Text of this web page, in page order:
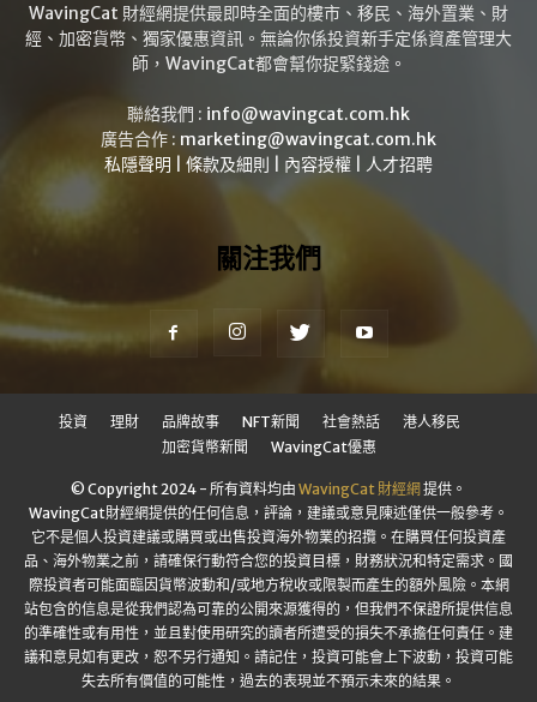
WavingCat 財經網提供最即時全面的樓市、移民、海外置業、財
經、加密貨幣、獨家優惠資訊。無論你係投資新手定係資產管理大
師，WavingCat都會幫你捉緊錢途。
聯絡我們 : info@wavingcat.com.hk
廣告合作 : marketing@wavingcat.com.hk
私隱聲明
條款及細則 內容授權 人才招聘
關注我們
投資 理財 品牌故事 NFT新聞 社會熱話
港人移民
加密貨幣新聞
WavingCat優惠
© Copyright 2024 - 所有資料均由 WavingCat 財經網提供。
WavingCat財經網提供的任何信息，評論，建議或意見陳述僅供一般參考。
它不是個人投資建議或購買或出售投資海外物業的招攬。在購買任何投資產
品、海外物業之前，請確保行動符合您的投資目標，財務狀況和特定需求。國
際投資者可能面臨因貨幣波動和/或地方稅收或限製而產生的額外風險。本網
站包含的信息是從我們認為可靠的公開來源獲得的，但我們不保證所提供信息
的準確性或有用性，並且對使用研究的讀者所遭受的損失不承擔任何責任。建
議和意見如有更改，恕不另行通知。請記住，投資可能會上下波動，投資可能
失去所有價值的可能性，過去的表現並不預示未來的結果。